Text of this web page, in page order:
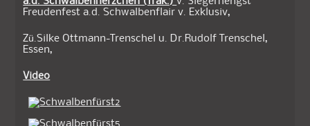
Freudenfest a.d. Schwalbenflair v. Exklusiv,
Zü.Silke Ottmann-Trenschel u. Dr.Rudolf Trenschel,
Essen,
Video